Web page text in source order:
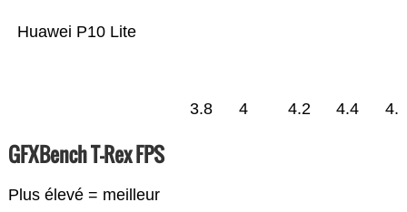
Huawei P10 Lite
3.8 4 4.2 4.4 4.6
GFXBench T-Rex FPS
Plus élevé = meilleur